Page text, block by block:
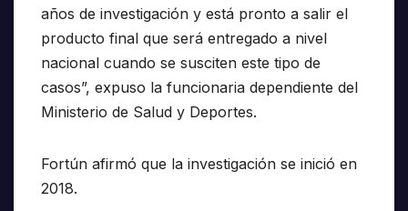
años de investigación y está pronto a salir el
producto final que será entregado a nivel
nacional cuando se susciten este tipo de
casos”, expuso la funcionaria dependiente del
Ministerio de Salud y Deportes.
Fortún afirmó que la investigación se inició en
2018.